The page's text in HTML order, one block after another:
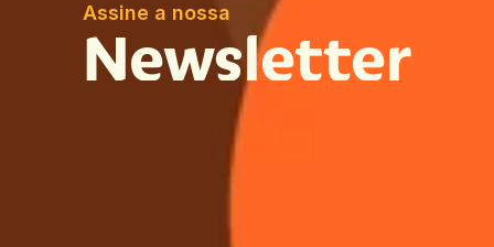
Assine a nossa
Newsletter